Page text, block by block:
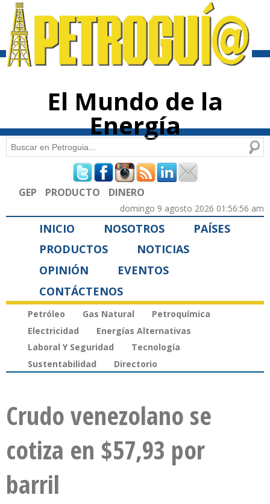
contenido
El Mundo de la
Energía
Formulario de búsqueda
Buscar
GEP PRODUCTO DINERO
domingo 9 agosto 2026 01:56:56 am
INICIO NOSOTROS
PAÍSES
PRODUCTOS
NOTICIAS
OPINIÓN
EVENTOS
CONTÁCTENOS
Petróleo Gas Natural
Petroquímica
Electricidad
Energías Alternativas
Laboral Y Seguridad
Tecnología
Sustentabilidad
Directorio
Crudo venezolano se
cotiza en $57,93 por
barril